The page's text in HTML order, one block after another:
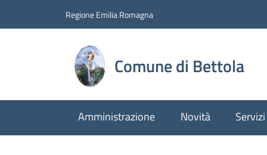
Regione Emilia Romagna
Comune di Bettola
Amministrazione Novità Servizi